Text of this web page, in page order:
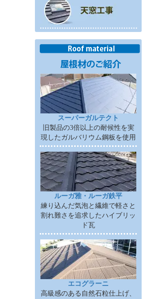
スーパーガルテクト
旧製品の3倍以上の耐候性を実
現したガルバリウム鋼板を使用
ルーガ雅・ルーガ鉄平
練り込んだ気泡と繊維で軽さと
割れ難さを追求したハイブリッ
ド瓦
エコグラーニ
高級感のある自然石粒仕上げ、